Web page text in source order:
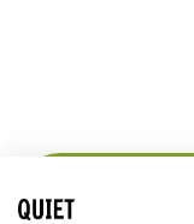
Klik hier voor